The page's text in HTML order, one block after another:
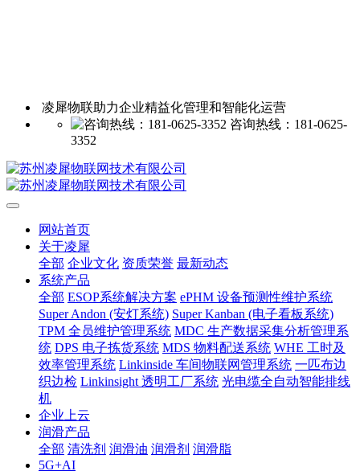
凌犀物联助力企业精益化管理和智能化运营
咨询热线：181-0625-
3352
网站首页
关于凌犀
全部 企业文化 资质荣誉 最新动态
系统产品
全部 ESOP系统解决方案 ePHM 设备预测性维护系统
Super Andon (安灯系统) Super Kanban (电子看板系统)
TPM 全员维护管理系统 MDC 生产数据采集分析管理系
统 DPS 电子拣货系统 MDS 物料配送系统 WHE 工时及
效率管理系统 Linkinside 车间物联网管理系统 一匹布边
织边检 Linkinsight 透明工厂系统 光电缆全自动智能排线
机
企业上云
润滑产品
全部 清洗剂 润滑油 润滑剂 润滑脂
5G+AI